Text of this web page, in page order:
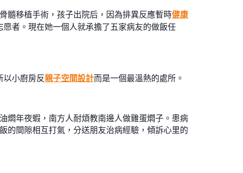
髓移植手術，孩子出院后，因為排異反應暫時健康
者。現在她一個人就承擔了五家病友的做飯任
以小廚房反親子空間設計而是一個最溫熱的處所。
燜年夜蝦，南方人耐煩教南邊人做雞蛋燜子。患病
的間隙相互打氣，分送朋友治病經驗，傾訴心里的